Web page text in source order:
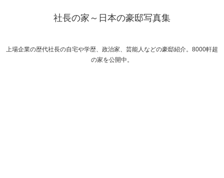
社長の家～日本の豪邸写真集
上場企業の歴代社長の自宅や学歴、政治家、芸能人などの豪邸紹介。8000軒超
の家を公開中。